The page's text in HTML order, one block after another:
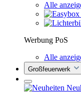
Alle
Werbung PoS
Alle
Großfeuerwerk